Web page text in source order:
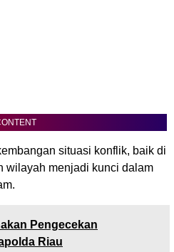
situasi konflik, baik di
wilayah menjadi kunci dalam
Pengecekan
Riau